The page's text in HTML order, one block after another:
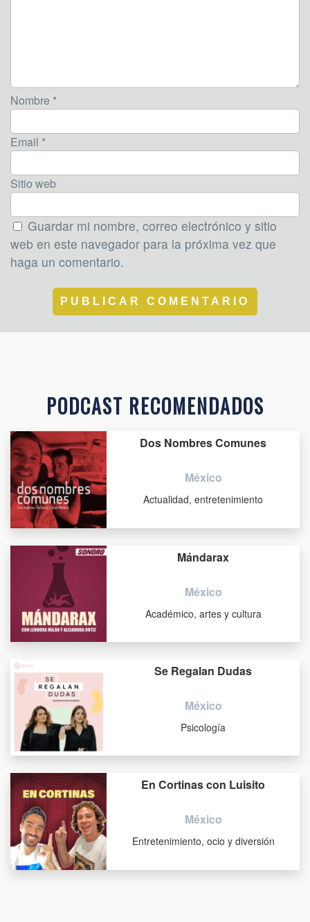
Nombre *
Email *
Sitio web
Guardar mi nombre, correo electrónico y sitio
web en este navegador para la próxima vez que
haga un comentario.
PODCAST RECOMENDADOS
Dos Nombres Comunes
México
Actualidad, entretenimiento
Mándarax
México
Académico, artes y cultura
Se Regalan Dudas
México
Psicología
En Cortinas con Luisito
México
Entretenimiento, ocio y diversión